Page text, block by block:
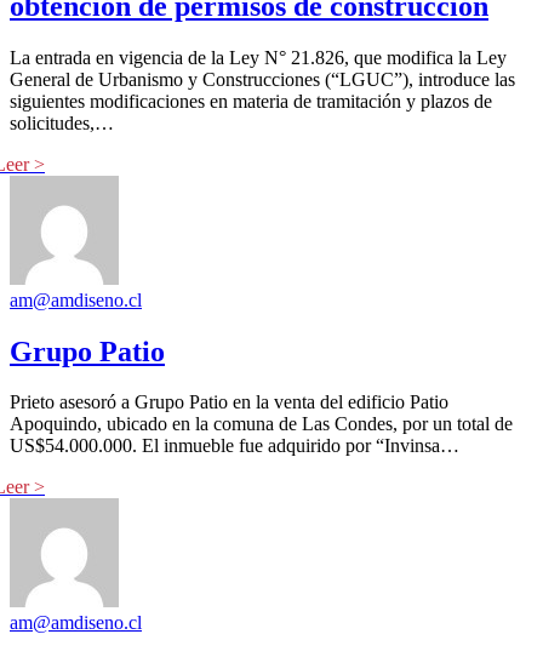
La entrada en vigencia de la Ley N° 21.826, que modifica la Ley
General de Urbanismo y Construcciones (“LGUC”), introduce las
siguientes modificaciones en materia de tramitación y plazos de
solicitudes,…
am@amdiseno.cl
Grupo Patio
Prieto asesoró a Grupo Patio en la venta del edificio Patio
Apoquindo, ubicado en la comuna de Las Condes, por un total de
US$54.000.000. El inmueble fue adquirido por “Invinsa…
am@amdiseno.cl